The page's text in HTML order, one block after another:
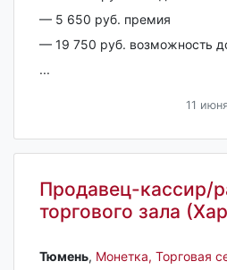
— 5 650 руб. премия
— 19 750 руб. возможность
...
11
Продавец-кассир/
торгового зала
Тюмень‎, Монетка, Торговая